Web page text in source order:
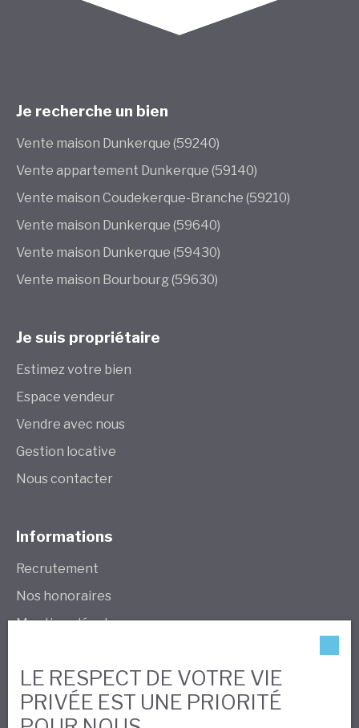
Je recherche un bien
Vente maison Dunkerque (59240)
Vente appartement Dunkerque (59140)
Vente maison Coudekerque-Branche (59210)
Vente maison Dunkerque (59640)
Vente maison Dunkerque (59430)
Vente maison Bourbourg (59630)
Je suis propriétaire
Estimez votre bien
Espace vendeur
Vendre avec nous
Gestion locative
Nous contacter
Informations
Recrutement
Nos honoraires
Mentions légales
Plan du site
Gérer les cookies
LE RESPECT DE VOTRE VIE
PRIVÉE EST UNE PRIORITÉ